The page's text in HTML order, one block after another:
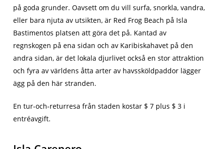
på goda grunder. Oavsett om du vill surfa, snorkla, vandra,
eller bara njuta av utsikten, är Red Frog Beach på Isla
Bastimentos platsen att göra det på. Kantad av
regnskogen på ena sidan och av Karibiskahavet på den
andra sidan, är det lokala djurlivet också en stor attraktion
och fyra av världens åtta arter av havssköldpaddor lägger
ägg på den här stranden.
En tur-och-returresa från staden kostar $ 7 plus $ 3 i
entréavgift.